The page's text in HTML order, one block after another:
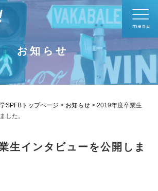
お知らせ
SPFBトップページ > お知らせ > 2019年度卒業生
した。
生インタビューを公開しま